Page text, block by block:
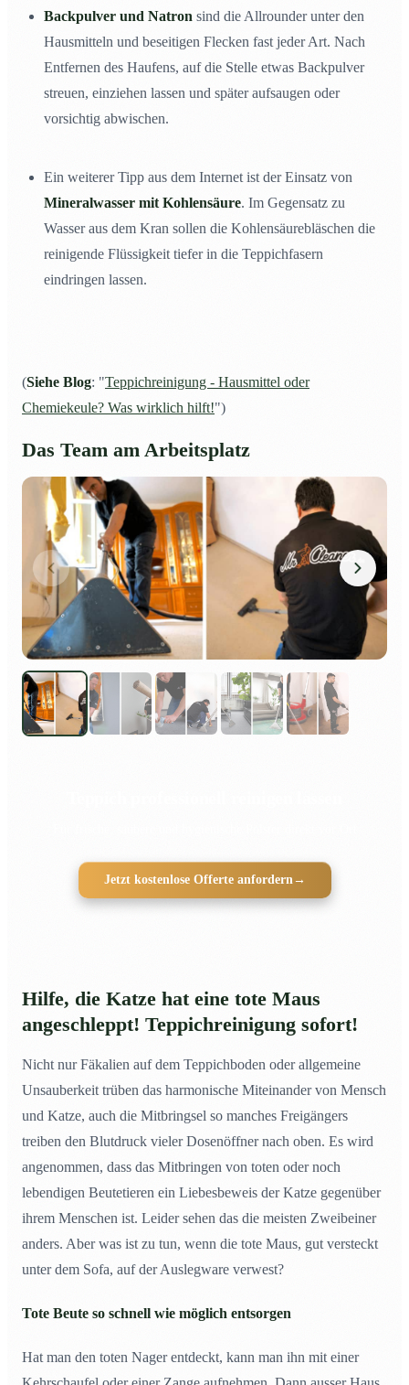
Backpulver und Natron sind die Allrounder unter den
Hausmitteln und beseitigen Flecken fast jeder Art. Nach
Entfernen des Haufens, auf die Stelle etwas Backpulver
streuen, einziehen lassen und später aufsaugen oder
vorsichtig abwischen.
Ein weiterer Tipp aus dem Internet ist der Einsatz von
Mineralwasser mit Kohlensäure. Im Gegensatz zu
Wasser aus dem Kran sollen die Kohlensäurebläschen die
reinigende Flüssigkeit tiefer in die Teppichfasern
eindringen lassen.
(Siehe Blog: "Teppichreinigung - Hausmittel oder
Chemiekeule? Was wirklich hilft!")
Das Team am Arbeitsplatz
Jetzt kostenlose Offerte anfordern→
Hilfe, die Katze hat eine tote Maus
angeschleppt! Teppichreinigung sofort!
Nicht nur Fäkalien auf dem Teppichboden oder allgemeine
Unsauberkeit trüben das harmonische Miteinander von Mensch
und Katze, auch die Mitbringsel so manches Freigängers
treiben den Blutdruck vieler Dosenöffner nach oben. Es wird
angenommen, dass das Mitbringen von toten oder noch
lebendigen Beutetieren ein Liebesbeweis der Katze gegenüber
ihrem Menschen ist. Leider sehen das die meisten Zweibeiner
anders. Aber was ist zu tun, wenn die tote Maus, gut versteckt
unter dem Sofa, auf der Auslegware verwest?
Tote Beute so schnell wie möglich entsorgen
Hat man den toten Nager entdeckt, kann man ihn mit einer